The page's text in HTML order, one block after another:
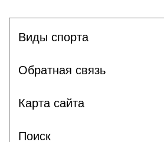
Виды спорта
Обратная связь
Карта сайта
Поиск